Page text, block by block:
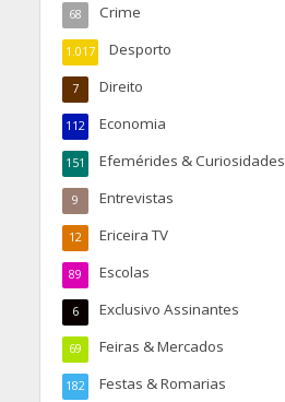
Crime
68
Desporto
1.017
Direito
7
Economia
112
Efemérides & Curiosidades
151
Entrevistas
9
Ericeira TV
12
Escolas
89
Exclusivo Assinantes
6
Feiras & Mercados
69
Festas & Romarias
182